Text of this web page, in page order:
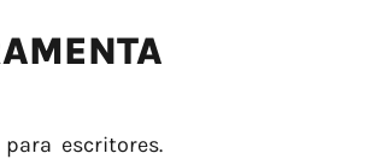
escritores.